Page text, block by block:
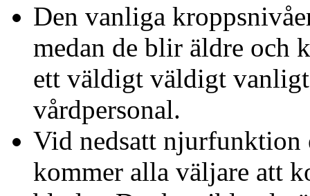
Den vanliga
medan de blir äldre och
ett väldigt väldigt
vårdpersonal.
Vid nedsatt
kommer alla väljare att